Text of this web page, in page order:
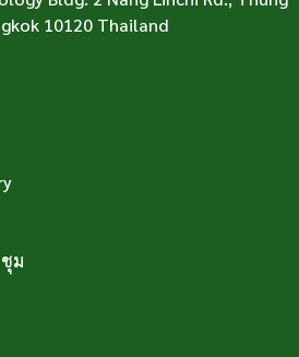
10120 Thailand
ม